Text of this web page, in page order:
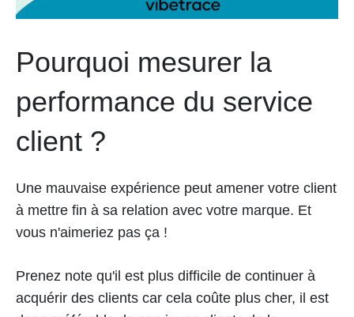
Pourquoi mesurer la
performance du service
client ?
Une mauvaise expérience peut amener votre client
à mettre fin à sa relation avec votre marque. Et
vous n'aimeriez pas ça !
Prenez note qu'il est plus difficile de continuer à
acquérir des clients car cela coûte plus cher, il est